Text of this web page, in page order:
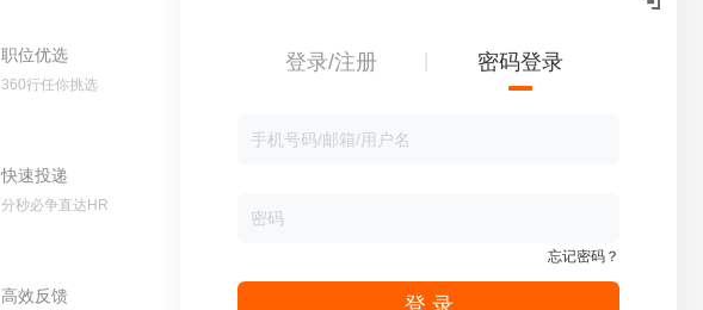
职位优选
360行任你挑选
快速投递
分秒必争直达HR
高效反馈
登录/注册 密码登录
忘记密码？
登 录